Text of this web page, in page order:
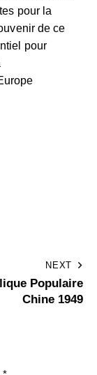
pour la
de ce
pour
NEXT
Populaire
Chine 1949